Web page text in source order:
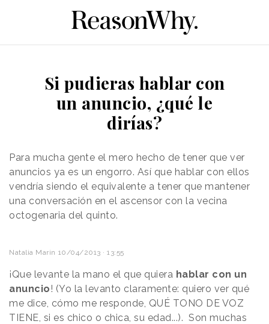
Si pudieras hablar con
un anuncio, ¿qué le
dirías?
Para mucha gente el mero hecho de tener que ver
anuncios ya es un engorro. Así que hablar con ellos
vendría siendo el equivalente a tener que mantener
una conversación en el ascensor con la vecina
octogenaria del quinto.
Natalia Marin 10/04/2013 · 13:55
¡Que levante la mano el que quiera hablar con un
anuncio ! (Yo la levanto claramente: quiero ver qué
me dice, cómo me responde, QUÉ TONO DE VOZ
TIENE, si es chico o chica, su edad...). Son muchas